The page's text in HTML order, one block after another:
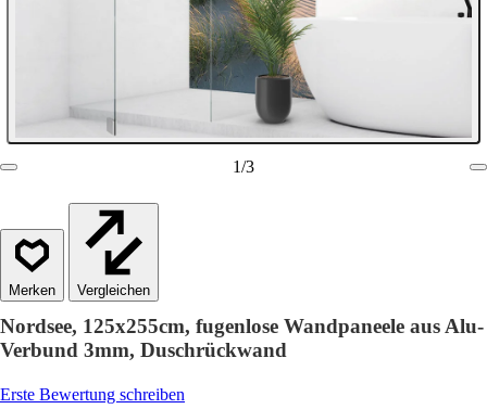
1/3
Vergleichen
Nordsee, 125x255cm, fugenlose Wandpaneele aus Alu-
Verbund 3mm, Duschrückwand
Erste Bewertung schreiben